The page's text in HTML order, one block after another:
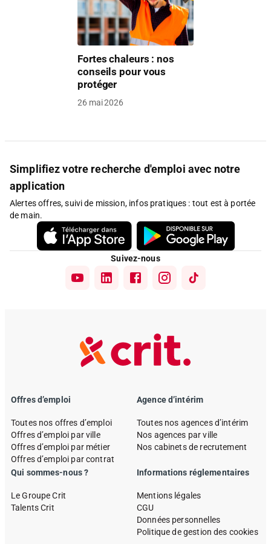
Fortes chaleurs : nos
conseils pour vous
protéger
26 mai 2026